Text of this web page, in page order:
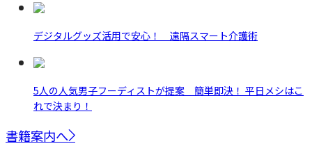
デジタルグッズ活用で安心！ 遠隔スマート介護術
5人の人気男子フーディストが提案 簡単即決！ 平日メシはこ
れで決まり！
書籍案内へ